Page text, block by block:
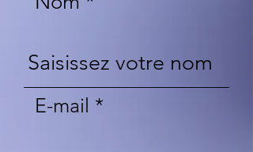
E-mail